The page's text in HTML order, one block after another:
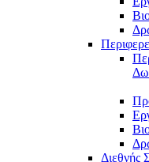
Διεθνής